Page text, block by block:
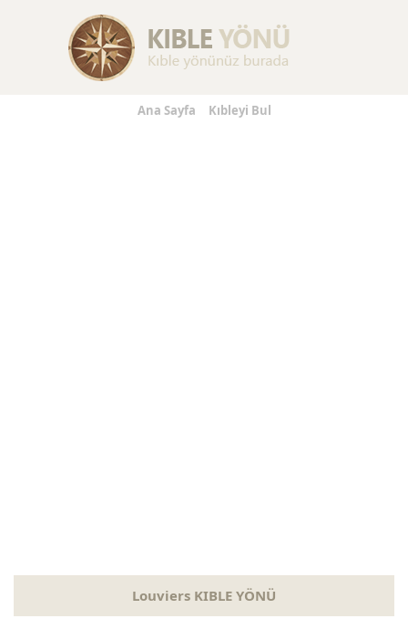
Handbags
Ana Sayfa Kıbleyi Bul
Louviers KIBLE YÖNÜ